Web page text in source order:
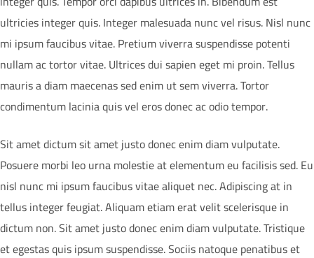
ultricies integer quis. Integer malesuada nunc vel risus. Nisl nunc
mi ipsum faucibus vitae. Pretium viverra suspendisse potenti
nullam ac tortor vitae. Ultrices dui sapien eget mi proin. Tellus
mauris a diam maecenas sed enim ut sem viverra. Tortor
condimentum lacinia quis vel eros donec ac odio tempor.
Sit amet dictum sit amet justo donec enim diam vulputate.
Posuere morbi leo urna molestie at elementum eu facilisis sed. Eu
nisl nunc mi ipsum faucibus vitae aliquet nec. Adipiscing at in
tellus integer feugiat. Aliquam etiam erat velit scelerisque in
dictum non. Sit amet justo donec enim diam vulputate. Tristique
et egestas quis ipsum suspendisse. Sociis natoque penatibus et